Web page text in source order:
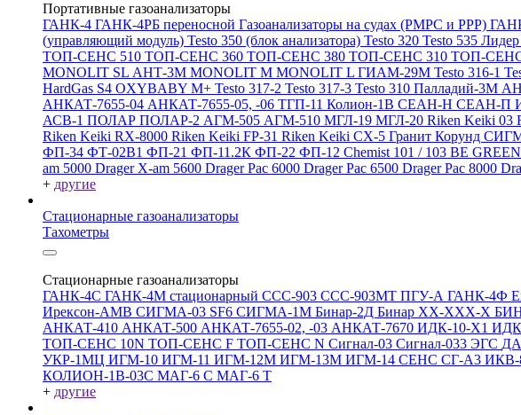
Портативные газоанализаторы
ГАНК-4 ГАНК-4РБ переносной Газоанализаторы на судах (РМРС и РРР)
(управляющий модуль) Testo 350 (блок анализатора) Testo 320 Testo 535 Лидер
ТОП-СЕНС 510 ТОП-СЕНС 360 ТОП-СЕНС 380 ТОП-СЕНС 310 ТОП-
MONOLIT SL АНТ-3М MONOLIT M MONOLIT L ГИАМ-29М Testo 316-1
HardGas S4 OXYBABY M+ Testo 317-2 Testo 317-3 Testo 310 Палладий-3М
АНКАТ-7655-04 АНКАТ-7655-05, -06 ТГП-11 Колион-1В СЕАН-Н СЕАН-П
АСВ-1 ПОЛАР ПОЛАР-2 АГМ-505 АГМ-510 МГЛ-19 МГЛ-20 Riken Keiki 03
Riken Keiki RX-8000 Riken Keiki FP-31 Riken Keiki CX-5 Гранит Корунд
ФП-34 ФТ-02В1 ФП-21 ФП-11.2К ФП-22 ФП-12 Chemist 101 / 103 BE
am 5000 Drager X-am 5600 Drager Pac 6000 Drager Pac 6500 Drager Pac 8000
+ другие
Стационарные газоанализаторы
Тахометры
Стационарные газоанализаторы
ГАНК-4С ГАНК-4М стационарный ССС-903 ССС-903МТ ПГУ-А ГАНК-4Ф
Ирексон-АМВ СИГМА-03 SF6 СИГМА-1М Бинар-2Д Бинар ХХ-ХХХ-Х
АНКАТ-410 АНКАТ-500 АНКАТ-7655-02, -03 АНКАТ-7670 ИДК-10-Х1
ТОП-СЕНС 10N ТОП-СЕНС F ТОП-СЕНС N Сигнал-03 Сигнал-033 ЭГС
УКР-1МЦ ИГМ-10 ИГМ-11 ИГМ-12М ИГМ-13М ИГМ-14 СЕНС СГ-А3 ИКВ-
КОЛИОН-1В-03С МАГ-6 С МАГ-6 Т
+ другие